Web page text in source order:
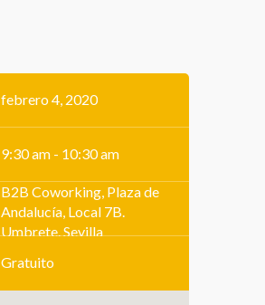
febrero 4, 2020
9:30 am - 10:30 am
B2B Coworking, Plaza de
Andalucía, Local 7B.
Umbrete. Sevilla
Gratuito